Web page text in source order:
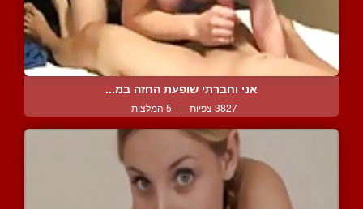
אני וחברתי שופעת החזה במ...
3827 צפיות | 5 המלצות